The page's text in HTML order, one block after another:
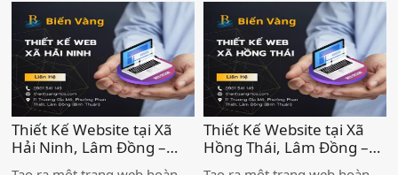
nghiệp không chỉ là bộ mặt
thương hiệu trực tuyến, mà
còn là kênh bán hàng,
marketing và chăm sóc khách
hàng hiệu quả, giúp doanh
nghiệp tiếp cận lượng khách
hàng tiềm năng khổng lồ.
nghiệp không chỉ là bộ mặt
thương hiệu trực tuyến, mà
còn là kênh bán hàng,
marketing và chăm sóc khách
hàng hiệu quả, giúp doanh
nghiệp tiếp cận lượng khách
hàng tiềm năng khổng lồ.
Thiết Kế Website tại Xã
Hải Ninh, Lâm Đồng –
Đồng Hành Cùng Doanh
Thiết Kế Website tại Xã
Hồng Thái, Lâm Đồng –
Đồng Hành Cùng Doanh